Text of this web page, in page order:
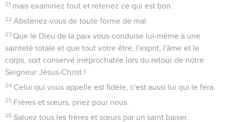
21 mais examinez tout et retenez ce qui est bon.
22 Abstenez-vous de toute forme de mal.
23 Que le Dieu de la paix vous conduise lui-même à une
sainteté totale et que tout votre être, l'esprit, l'âme et le
corps, soit conservé irréprochable lors du retour de notre
Seigneur Jésus-Christ !
24 Celui qui vous appelle est fidèle, c'est aussi lui qui le fera.
25 Frères et sœurs, priez pour nous.
26 Saluez tous les frères et sœurs par un saint baiser.